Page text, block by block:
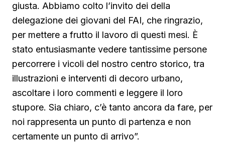
giusta. Abbiamo colto l’invito dei della
delegazione dei giovani del FAI, che ringrazio,
per mettere a frutto il lavoro di questi mesi. È
stato entusiasmante vedere tantissime persone
percorrere i vicoli del nostro centro storico, tra
illustrazioni e interventi di decoro urbano,
ascoltare i loro commenti e leggere il loro
stupore. Sia chiaro, c’è tanto ancora da fare, per
noi rappresenta un punto di partenza e non
certamente un punto di arrivo”.